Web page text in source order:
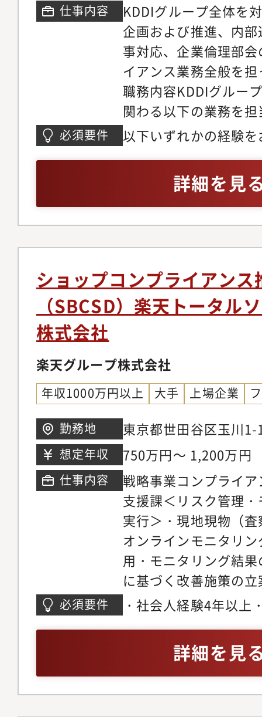
仕事内容
KDDIグループ全体を
企画および推進、内
事対応、企業倫理部
イアンス業務全般を
職務内容KDDIグルー
関わる以下の業務を
す。・KDDI本体およ
やガイドラインの整
イアンスに関する共
報の受付および対応
内部通報対応支援・
処・不祥事案発生時
再発防止策の検討・
告資料の作成および
ルポイントKDDIグル
よびそのグループ会
とで、現職の業務経
ループ全体に与える
る業務です。■組織ミ
に見極め、KDDIグル
を守り支えることが
必須要件
以下いずれかの経験
止、不正事案への対
通報や相談案件の受
験
詳細を見
ショップコンプライアンス
（SBCSD）楽天トータル
株式会社
楽天グループ株式会社
年収1000万円以上 大手 上場企業
勤務地
東京都世田谷区玉川
ウス
想定年収 750万円～ 1,200万円
仕事内容
戦略事業コンプライ
支援課＜リスク管理
実行＞・現地現物（
オンラインモニタリ
用・モニタリング結
に基づく改善施策の
の指導・改善支援＜
ンシデント発生時に
署と連携した再発防
務フローへの落とし
ティング・啓発＞・
必須要件
・社会人経験4年以上
アルや業務フローと
に可視化できる方・
詳細を見